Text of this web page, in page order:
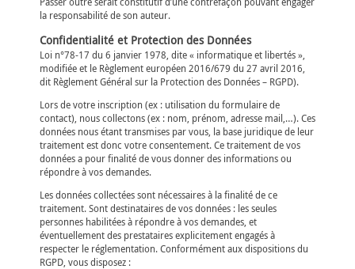
la responsabilité de son auteur.
Confidentialité et Protection des Données
Loi n°78-17 du 6 janvier 1978, dite « informatique et libertés »,
modifiée et le Règlement européen 2016/679 du 27 avril 2016,
dit Règlement Général sur la Protection des Données – RGPD).
Lors de votre inscription (ex : utilisation du formulaire de
contact), nous collectons (ex : nom, prénom, adresse mail,…). Ces
données nous étant transmises par vous, la base juridique de leur
traitement est donc votre consentement. Ce traitement de vos
données a pour finalité de vous donner des informations ou
répondre à vos demandes.
Les données collectées sont nécessaires à la finalité de ce
traitement. Sont destinataires de vos données : les seules
personnes habilitées à répondre à vos demandes, et
éventuellement des prestataires explicitement engagés à
respecter le réglementation. Conformément aux dispositions du
RGPD, vous disposez :